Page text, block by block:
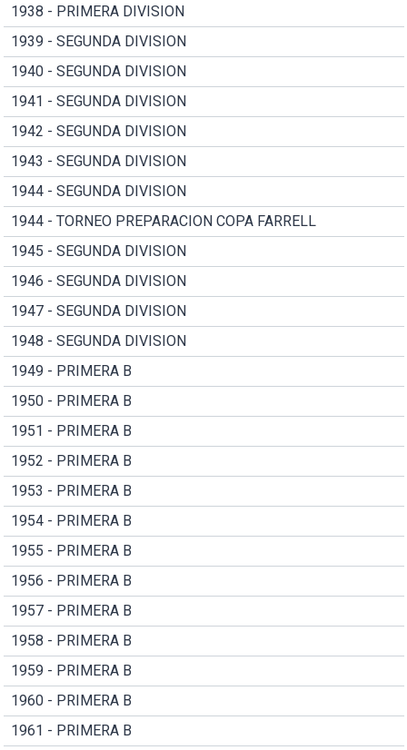
1938 - PRIMERA DIVISION
1939 - SEGUNDA DIVISION
1940 - SEGUNDA DIVISION
1941 - SEGUNDA DIVISION
1942 - SEGUNDA DIVISION
1943 - SEGUNDA DIVISION
1944 - SEGUNDA DIVISION
1944 - TORNEO PREPARACION COPA FARRELL
1945 - SEGUNDA DIVISION
1946 - SEGUNDA DIVISION
1947 - SEGUNDA DIVISION
1948 - SEGUNDA DIVISION
1949 - PRIMERA B
1950 - PRIMERA B
1951 - PRIMERA B
1952 - PRIMERA B
1953 - PRIMERA B
1954 - PRIMERA B
1955 - PRIMERA B
1956 - PRIMERA B
1957 - PRIMERA B
1958 - PRIMERA B
1959 - PRIMERA B
1960 - PRIMERA B
1961 - PRIMERA B